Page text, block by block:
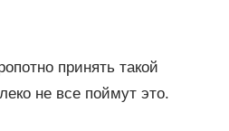
принять такой
не все поймут это.